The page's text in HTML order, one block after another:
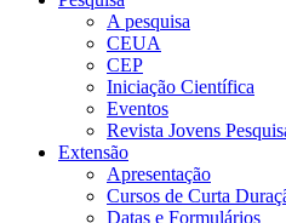
A pesquisa
CEUA
CEP
Iniciação Científica
Eventos
Revista Jovens
Extensão
Apresentação
Cursos de Curta
Datas e Formulários